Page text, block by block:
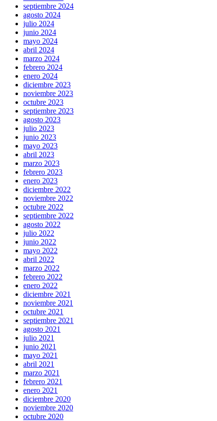
septiembre 2024
agosto 2024
julio 2024
junio 2024
mayo 2024
abril 2024
marzo 2024
febrero 2024
enero 2024
diciembre 2023
noviembre 2023
octubre 2023
septiembre 2023
agosto 2023
julio 2023
junio 2023
mayo 2023
abril 2023
marzo 2023
febrero 2023
enero 2023
diciembre 2022
noviembre 2022
octubre 2022
septiembre 2022
agosto 2022
julio 2022
junio 2022
mayo 2022
abril 2022
marzo 2022
febrero 2022
enero 2022
diciembre 2021
noviembre 2021
octubre 2021
septiembre 2021
agosto 2021
julio 2021
junio 2021
mayo 2021
abril 2021
marzo 2021
febrero 2021
enero 2021
diciembre 2020
noviembre 2020
octubre 2020